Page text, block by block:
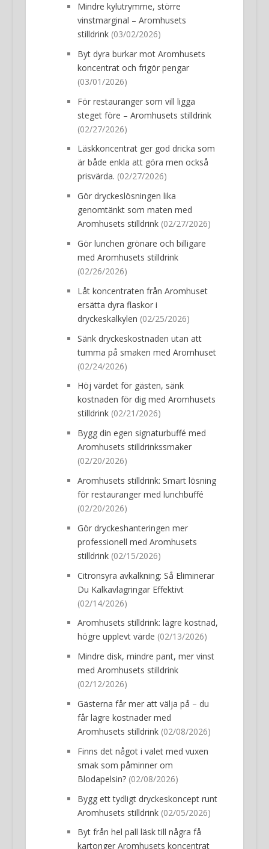
Mindre kylutrymme, större
vinstmarginal – Aromhusets
stilldrink(03/02/2026)
Byt dyra burkar mot Aromhusets
koncentrat och frigör pengar
(03/01/2026)
För restauranger som vill ligga
steget före – Aromhusets stilldrink
(02/27/2026)
Läskkoncentrat ger god dricka som
är både enkla att göra men också
prisvärda. (02/27/2026)
Gör dryckeslösningen lika
genomtänkt som maten med
Aromhusets stilldrink(02/27/2026)
Gör lunchen grönare och billigare
med Aromhusets stilldrink
(02/26/2026)
Låt koncentraten från Aromhuset
ersätta dyra flaskor i
dryckeskalkylen (02/25/2026)
Sänk dryckeskostnaden utan att
tumma på smaken med Aromhuset
(02/24/2026)
Höj värdet för gästen, sänk
kostnaden för dig med Aromhusets
stilldrink(02/21/2026)
Bygg din egen signaturbuffé med
Aromhusets stilldrinkssmaker
(02/20/2026)
Aromhusets stilldrink: Smart lösning
för restauranger med lunchbuffé
(02/20/2026)
Gör dryckeshanteringen mer
professionell med Aromhusets
stilldrink(02/15/2026)
Citronsyra avkalkning: Så Eliminerar
Du Kalkavlagringar Effektivt
(02/14/2026)
Aromhusets stilldrink: lägre kostnad,
högre upplevt värde (02/13/2026)
Mindre disk, mindre pant, mer vinst
med Aromhusets stilldrink
(02/12/2026)
Gästerna får mer att välja på – du
får lägre kostnader med
Aromhusets stilldrink(02/08/2026)
Finns det något i valet med vuxen
smak som påminner om
Blodapelsin?(02/08/2026)
Bygg ett tydligt dryckeskoncept runt
Aromhusets stilldrink(02/05/2026)
Byt från hel pall läsk till några få
kartonger Aromhusets koncentrat